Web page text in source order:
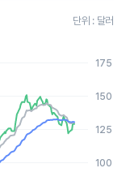
단위 : 달러
Data ranges from
Data ranges from
100
125
150
175